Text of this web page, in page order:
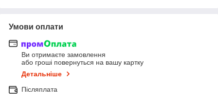
Умови оплати
Ви отримаєте замовлення
або гроші повернуться на вашу картку
Детальніше
Післяплата